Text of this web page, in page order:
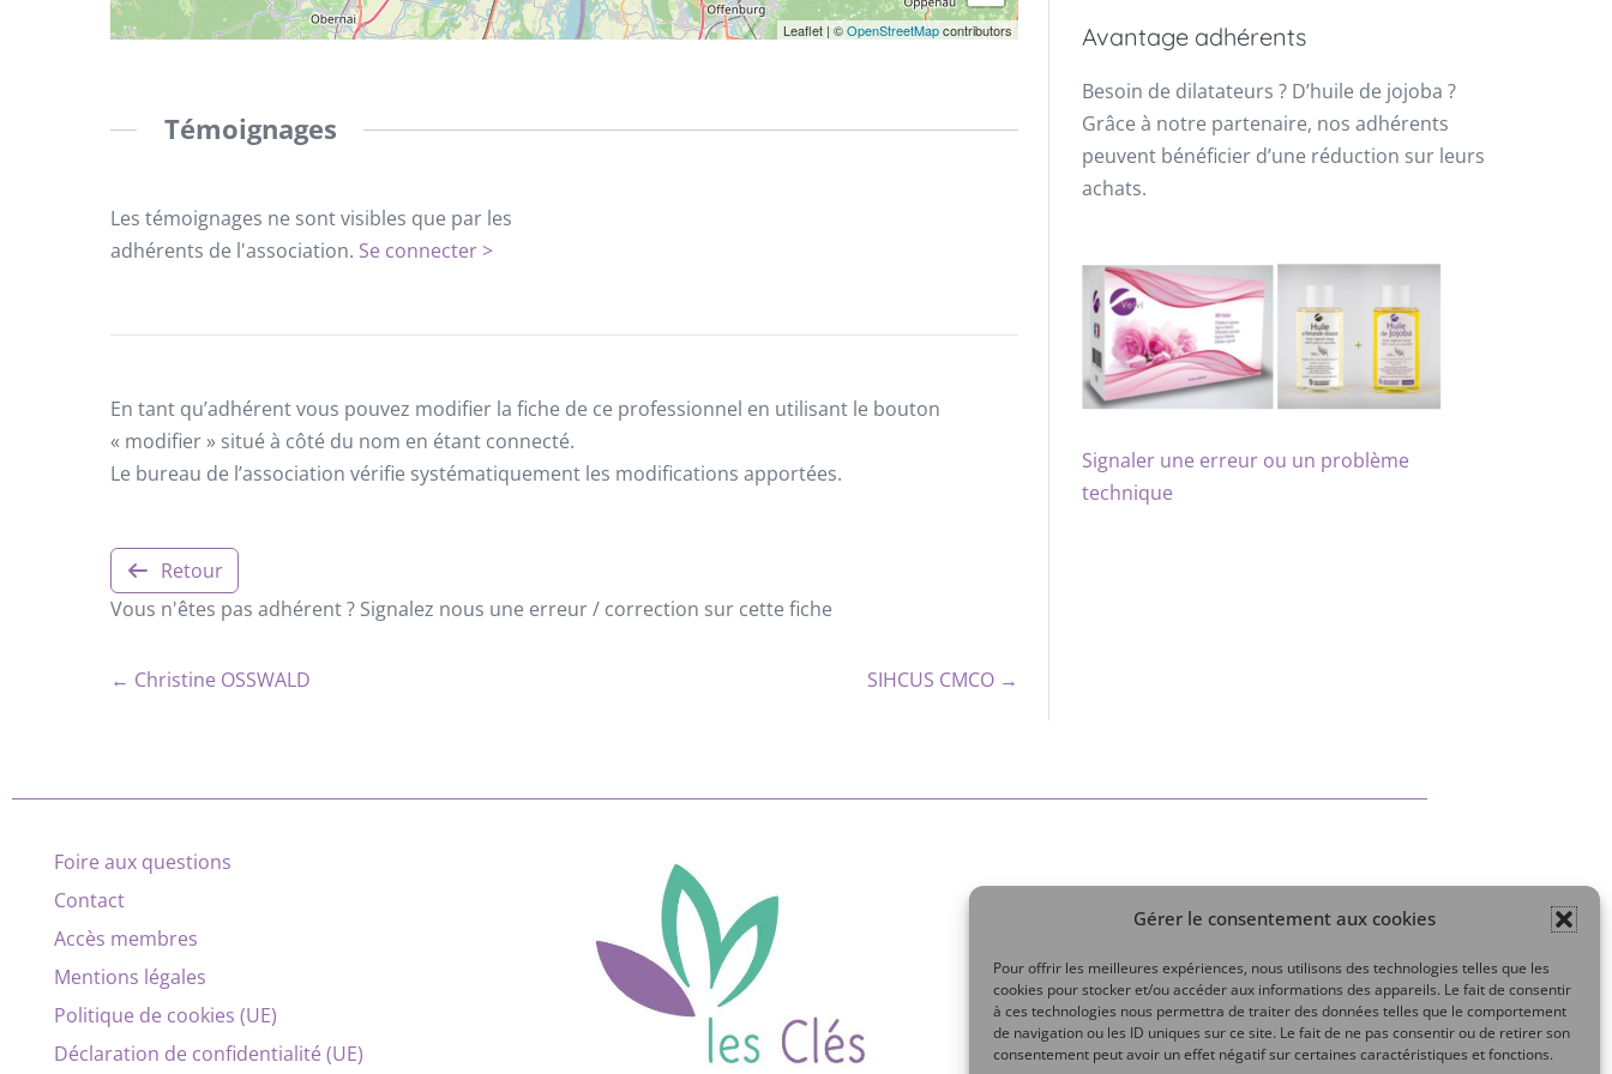
Gérer le consentement aux cookies
Pour offrir les meilleures expériences, nous utilisons des technologies telles que les
cookies pour stocker et/ou accéder aux informations des appareils. Le fait de consentir
à ces technologies nous permettra de traiter des données telles que le comportement
de navigation ou les ID uniques sur ce site. Le fait de ne pas consentir ou de retirer son
consentement peut avoir un effet négatif sur certaines caractéristiques et fonctions.
Leaflet | ©OpenStreetMapcontributors
Témoignages
Les témoignages ne sont visibles que par les
adhérents de l'association. Se connecter >
En tant qu’adhérent vous pouvez modifier la fiche de ce professionnel en utilisant le bouton
« modifier » situé à côté du nom en étant connecté.
Le bureau de l’association vérifie systématiquement les modifications apportées.
Retour
Vous n'êtes pas adhérent ? Signalez nous une erreur / correction sur cette fiche
← Christine OSSWALD SIHCUS CMCO →
Avantage adhérents
Besoin de dilatateurs ? D’huile de jojoba ?
Grâce à notre partenaire, nos adhérents
peuvent bénéficier d’une réduction sur leurs
achats.
Signaler une erreur ou un problème
technique
Foire aux questions
Contact
Accès membres
Mentions légales
Politique de cookies (UE)
Déclaration de confidentialité (UE)
Mon compte